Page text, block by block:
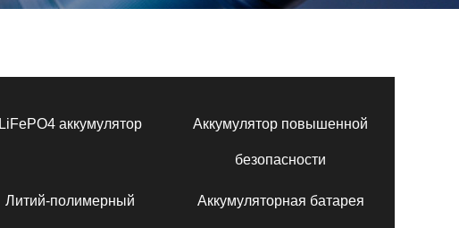
LiFePO4 аккумулятор Аккумулятор повышенной
безопасности
Литий-полимерный Аккумуляторная батарея